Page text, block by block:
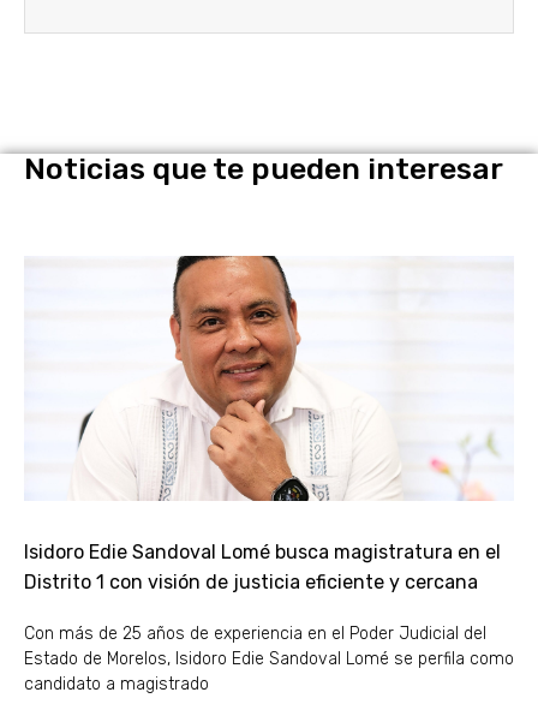
Noticias que te pueden interesar
Isidoro Edie Sandoval Lomé busca magistratura en el
Distrito 1 con visión de justicia eficiente y cercana
Con más de 25 años de experiencia en el Poder Judicial del
Estado de Morelos, Isidoro Edie Sandoval Lomé se perfila como
candidato a magistrado